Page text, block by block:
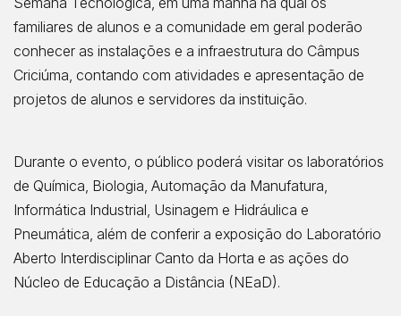
familiares de alunos e a comunidade em geral poderão
conhecer as instalações e a infraestrutura do Câmpus
Criciúma, contando com atividades e apresentação de
projetos de alunos e servidores da instituição.
Durante o evento, o público poderá visitar os laboratórios
de Química, Biologia, Automação da Manufatura,
Informática Industrial, Usinagem e Hidráulica e
Pneumática, além de conferir a exposição do Laboratório
Aberto Interdisciplinar Canto da Horta e as ações do
Núcleo de Educação a Distância (NEaD).